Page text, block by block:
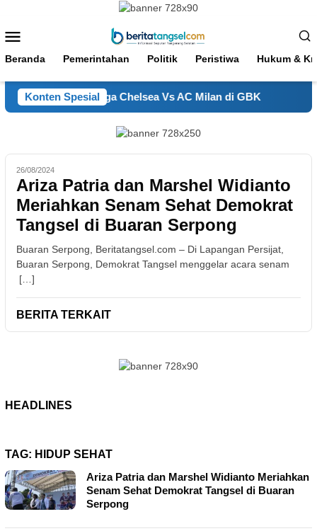
konten
Mobile
Beranda Pemerintahan Politik Peristiwa Hukum &
Konten Spesial
Amankan Laga Chelsea Vs AC Milan di GBK
26/08/2024
Ariza Patria dan Marshel Widianto
Meriahkan Senam Sehat Demokrat
Tangsel di Buaran Serpong
Buaran Serpong, Beritatangsel.com – Di Lapangan Persijat,
Buaran Serpong, Demokrat Tangsel menggelar acara senam
[…]
BERITA TERKAIT
HEADLINES
TAG: HIDUP SEHAT
Ariza Patria dan Marshel Widianto Meriahkan
Senam Sehat Demokrat Tangsel di Buaran
Serpong